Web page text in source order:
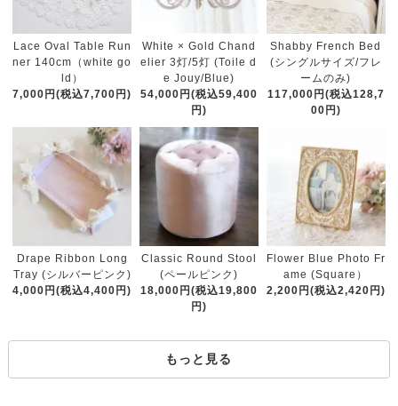
Lace Oval Table Run
ner 140cm（white go
ld）
7,000円(税込7,700円)
White × Gold Chand
elier 3灯/5灯 (Toile d
e Jouy/Blue)
54,000円(税込59,400
円)
Shabby French Bed
(シングルサイズ/フレ
ームのみ)
117,000円(税込128,7
00円)
Drape Ribbon Long
Tray (シルバーピンク)
4,000円(税込4,400円)
Classic Round Stool
(ペールピンク)
18,000円(税込19,800
円)
Flower Blue Photo Fr
ame (Square）
2,200円(税込2,420円)
もっと見る